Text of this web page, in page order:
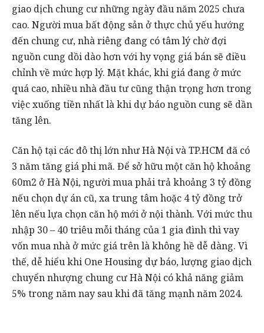
giao dịch chung cư những ngày đầu năm 2025 chưa
cao. Người mua bất động sản ở thực chủ yếu hướng
đến chung cư, nhà riêng đang có tâm lý chờ đợi
nguồn cung dồi dào hơn với hy vọng giá bán sẽ điều
chỉnh về mức hợp lý. Mặt khác, khi giá đang ở mức
quá cao, nhiều nhà đầu tư cũng thận trọng hơn trong
việc xuống tiền nhất là khi dự báo nguồn cung sẽ dần
tăng lên.
Căn hộ tại các đô thị lớn như Hà Nội và TP.HCM đã có
3 năm tăng giá phi mã. Để sở hữu một căn hộ khoảng
60m2 ở Hà Nội, người mua phải trả khoảng 3 tỷ đồng
nếu chọn dự án cũ, xa trung tâm hoặc 4 tỷ đồng trở
lên nếu lựa chọn căn hộ mới ở nội thành. Với mức thu
nhập 30 – 40 triêu mỗi tháng của 1 gia đình thì vay
vốn mua nhà ở mức giá trên là không hề dễ dàng. Vì
thế, dễ hiểu khi One Housing dự báo, lượng giao dịch
chuyển nhượng chung cư Hà Nội có khả năng giảm
5% trong năm nay sau khi đã tăng mạnh năm 2024.